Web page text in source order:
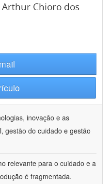
Chioro dos
inovação e as
gestão do cuidado e gestão
relevante para o cuidado e a
é fragmentada.